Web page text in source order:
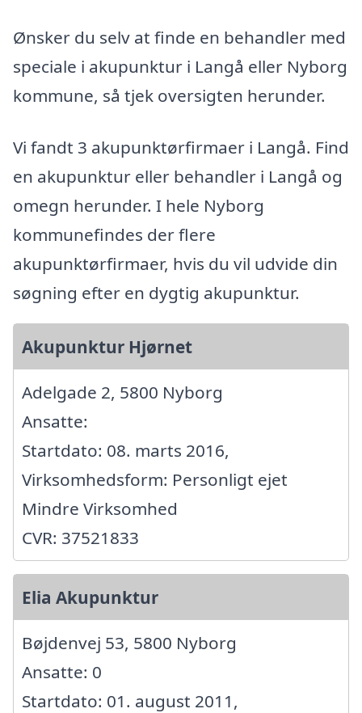
Ønsker du selv at finde en behandler med
speciale i akupunktur i Langå eller Nyborg
kommune, så tjek oversigten herunder.
Vi fandt 3 akupunktørfirmaer i Langå. Find
en akupunktur eller behandler i Langå og
omegn herunder. I hele Nyborg
kommunefindes der flere
akupunktørfirmaer, hvis du vil udvide din
søgning efter en dygtig akupunktur.
Akupunktur Hjørnet
Adelgade 2, 5800 Nyborg
Ansatte:
Startdato: 08. marts 2016,
Virksomhedsform: Personligt ejet
Mindre Virksomhed
CVR: 37521833
Elia Akupunktur
Bøjdenvej 53, 5800 Nyborg
Ansatte: 0
Startdato: 01. august 2011,